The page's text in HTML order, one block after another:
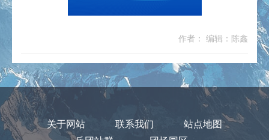
作者： 编辑：陈鑫
关于网站 联系我们
站点地图